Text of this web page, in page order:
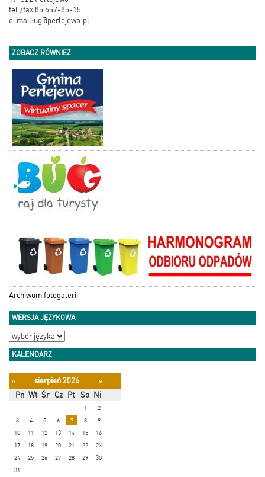
tel./fax 85 657-85-15
e-mail:ug@perlejewo.pl
ZOBACZ RÓWNIEŻ
Archiwum fotogalerii
WERSJA JĘZYKOWA
KALENDARZ
« sierpień 2026
»
Pn Wt Śr Cz Pt So Ni
1
2
3
4 5 6 7 8
9
10
11 12 13 14 15
16
17
18 19 20 21 22
23
24
25 26 27 28 29
30
31